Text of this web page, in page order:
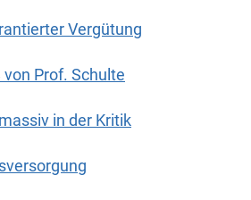
Vergütung
Prof. Schulte
in der Kritik